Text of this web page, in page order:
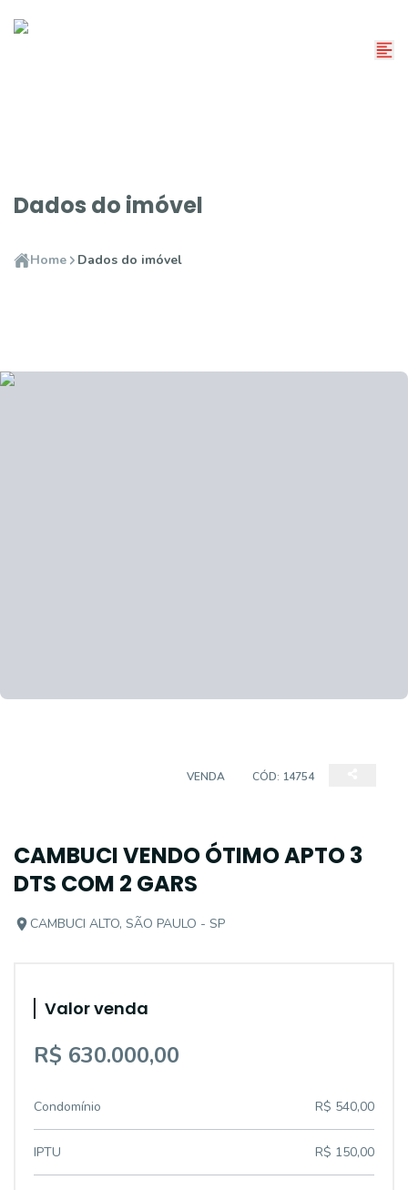
Dados do imóvel
Home Dados do imóvel
VENDA CÓD: 14754
CAMBUCI VENDO ÓTIMO APTO 3
DTS COM 2 GARS
CAMBUCI ALTO, SÃO PAULO - SP
Valor venda
R$ 630.000,00
Condomínio R$ 540,00
IPTU R$ 150,00